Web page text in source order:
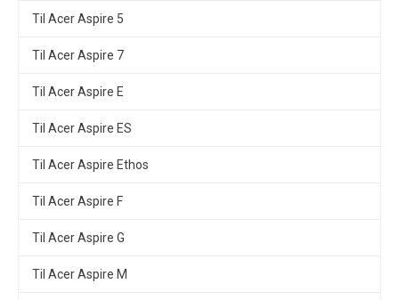
Til Acer Aspire 5
Til Acer Aspire 7
Til Acer Aspire E
Til Acer Aspire ES
Til Acer Aspire Ethos
Til Acer Aspire F
Til Acer Aspire G
Til Acer Aspire M